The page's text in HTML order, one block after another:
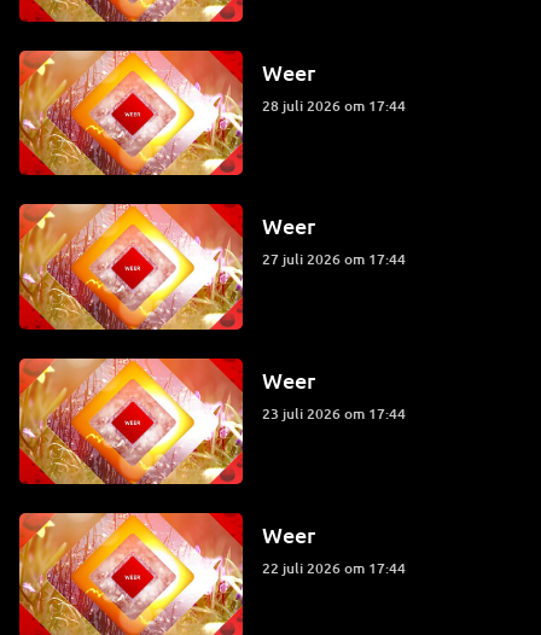
Weer
28 juli 2026 om 17:44
Weer
27 juli 2026 om 17:44
Weer
23 juli 2026 om 17:44
Weer
22 juli 2026 om 17:44